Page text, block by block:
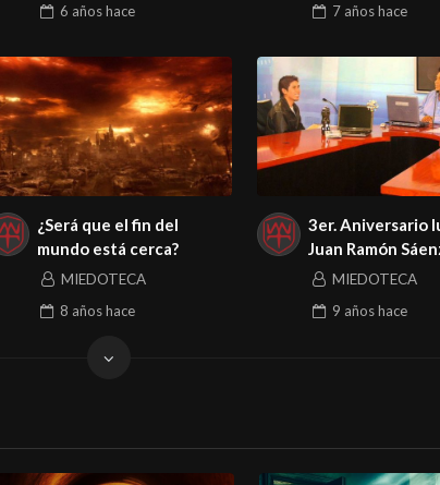
6 añoshace
7 añoshace
¿Será que el fin del
mundo está cerca?
MIEDOTECA
8 añoshace
3er. Aniversario
Juan Ramón
parte)
MIEDOTECA
9 añoshace